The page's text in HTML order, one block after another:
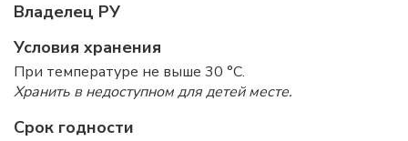
Владелец РУ
Условия хранения
При температуре не выше 30 °C.
Хранить в недоступном для детей месте.
Срок годности